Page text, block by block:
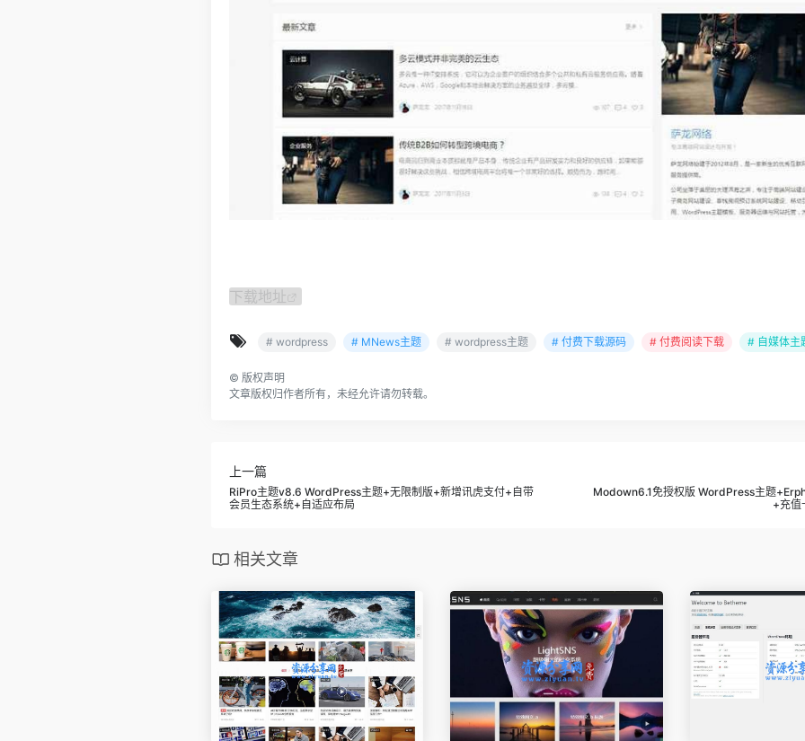
下载地址
# wordpress # MNews主题 # wordpress主题 # 付费下载源码 # 付费阅读下载 # 自媒体主
© 版权声明
文章版权归作者所有，未经允许请勿转载。
上一篇
RiPro主题v8.6 WordPress主题+无限制版+新增讯虎支付+自带
会员生态系统+自适应布局
Modown6.1免授权版 WordPress主题
+充值
相关文章